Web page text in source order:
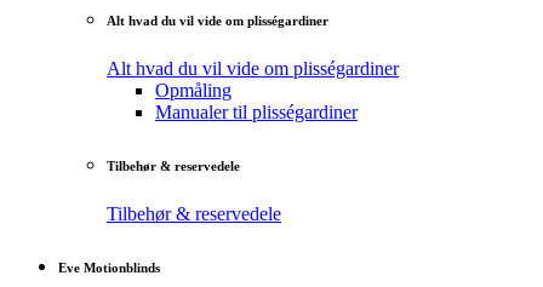
Alt hvad du vil vide om plisségardiner
Alt hvad du vil vide om plisségardiner
Opmåling
Manualer til plisségardiner
Tilbehør & reservedele
Tilbehør & reservedele
Eve Motionblinds